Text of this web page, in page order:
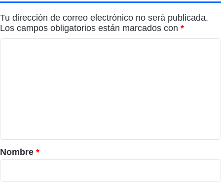
Tu dirección de correo electrónico no será publicada.
Los campos obligatorios están marcados con *
r
i
o
Nombre *